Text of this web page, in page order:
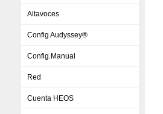
Altavoces
Config Audyssey®
Config.Manual
Red
Cuenta HEOS